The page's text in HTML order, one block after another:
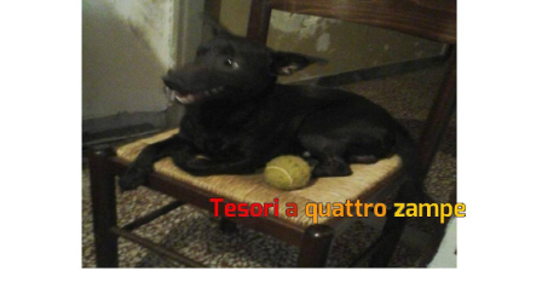
CHI SIAMO